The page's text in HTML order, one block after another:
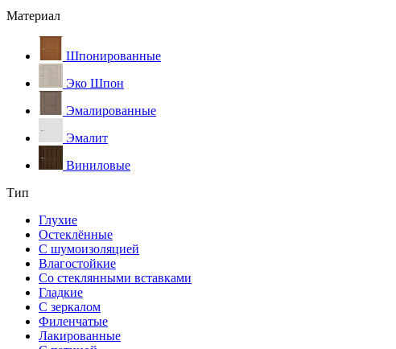
Материал
Шпонированные
Эко Шпон
Эмалированные
Эмалит
Виниловые
Тип
Глухие
Остеклённые
С шумоизоляцией
Влагостойкие
Со стеклянными вставками
Гладкие
С зеркалом
Филенчатые
Лакированные